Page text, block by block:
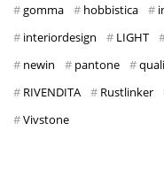
gomma
hobbistica
interiordesign
LIGHT
newin
pantone
RIVENDITA
Rustlinker
Vivstone